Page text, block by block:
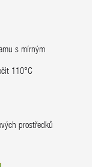
s mírným
110°C
prostředků